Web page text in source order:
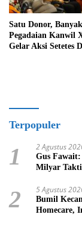
Satu Donor,
Pegadaian Kanwil
Gelar Aksi Setetes
Terpopuler
1 2 Agustus
Gus Fawait:
Milyar
2 5 Agustus
Bumil
Homecare,